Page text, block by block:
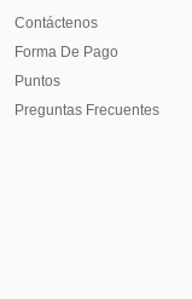
Contáctenos
Forma De Pago
Puntos
Preguntas Frecuentes